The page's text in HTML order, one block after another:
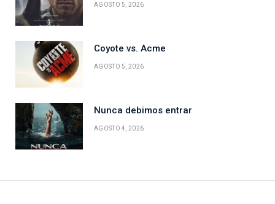
AGOSTO 5, 2026
Coyote vs. Acme
AGOSTO 5, 2026
Nunca debimos entrar
AGOSTO 4, 2026